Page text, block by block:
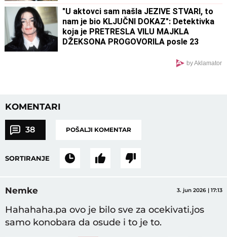
"U aktovci sam našla JEZIVE STVARI, to
nam je bio KLJUČNI DOKAZ": Detektivka
koja je PRETRESLA VILU MAJKLA
DŽEKSONA PROGOVORILA posle 23
by Aklamator
KOMENTARI
38 POŠALJI KOMENTAR
SORTIRANJE
Nemke 3. jun 2026 | 17:13
Hahahaha.pa ovo je bilo sve za ocekivati.jos
samo konobara da osude i to je to.